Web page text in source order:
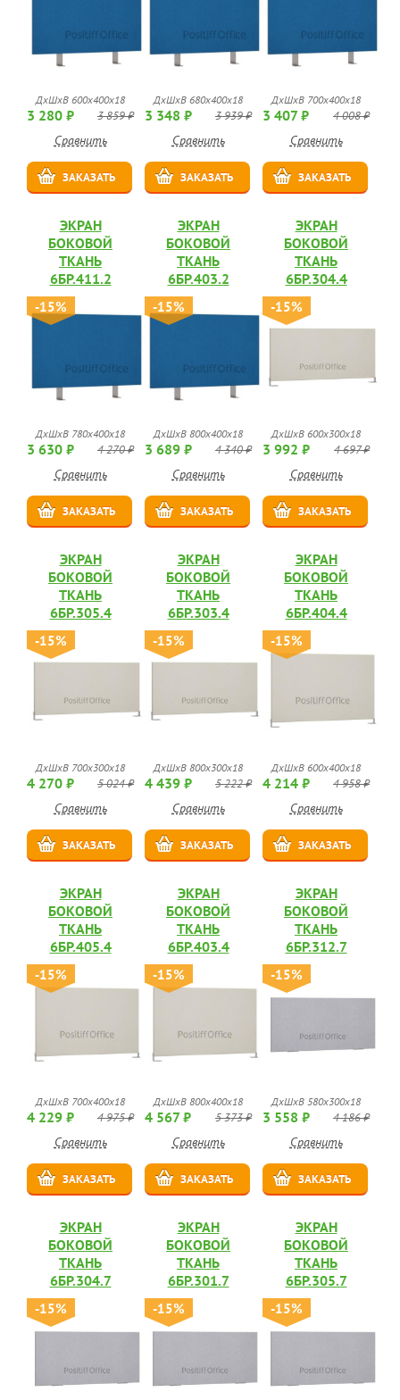
ДхШхВ 600х400х18
3 280 ₽ 3 859 ₽
Сравнить
ЗАКАЗАТЬ
ДхШхВ 680х400х18
3 348 ₽ 3 939 ₽
Сравнить
ЗАКАЗАТЬ
ДхШхВ 700х400х18
3 407 ₽ 4 008 ₽
Сравнить
ЗАКАЗАТЬ
ЭКРАН
БОКОВОЙ
ТКАНЬ
6БР.411.2
-15%
ДхШхВ 780х400х18
3 630 ₽ 4 270 ₽
Сравнить
ЗАКАЗАТЬ
ЭКРАН
БОКОВОЙ
ТКАНЬ
6БР.403.2
-15%
ДхШхВ 800х400х18
3 689 ₽ 4 340 ₽
Сравнить
ЗАКАЗАТЬ
ЭКРАН
БОКОВОЙ
ТКАНЬ
6БР.304.4
-15%
ДхШхВ 600х300х18
3 992 ₽ 4 697 ₽
Сравнить
ЗАКАЗАТЬ
ЭКРАН
БОКОВОЙ
ТКАНЬ
6БР.305.4
-15%
ДхШхВ 700х300х18
4 270 ₽ 5 024 ₽
Сравнить
ЗАКАЗАТЬ
ЭКРАН
БОКОВОЙ
ТКАНЬ
6БР.303.4
-15%
ДхШхВ 800х300х18
4 439 ₽ 5 222 ₽
Сравнить
ЗАКАЗАТЬ
ЭКРАН
БОКОВОЙ
ТКАНЬ
6БР.404.4
-15%
ДхШхВ 600х400х18
4 214 ₽ 4 958 ₽
Сравнить
ЗАКАЗАТЬ
ЭКРАН
БОКОВОЙ
ТКАНЬ
6БР.405.4
-15%
ДхШхВ 700х400х18
4 229 ₽ 4 975 ₽
Сравнить
ЗАКАЗАТЬ
ЭКРАН
БОКОВОЙ
ТКАНЬ
6БР.403.4
-15%
ДхШхВ 800х400х18
4 567 ₽ 5 373 ₽
Сравнить
ЗАКАЗАТЬ
ЭКРАН
БОКОВОЙ
ТКАНЬ
6БР.312.7
-15%
ДхШхВ 580х300х18
3 558 ₽ 4 186 ₽
Сравнить
ЗАКАЗАТЬ
ЭКРАН
БОКОВОЙ
ТКАНЬ
6БР.304.7
-15%
ЭКРАН
БОКОВОЙ
ТКАНЬ
6БР.301.7
-15%
ЭКРАН
БОКОВОЙ
ТКАНЬ
6БР.305.7
-15%